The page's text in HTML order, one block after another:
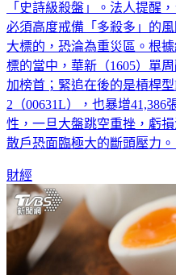
「史詩級殺盤」。法人提醒
必須高度戒備「多殺多」的
大標的，恐淪為重災區。根
標的當中，華新（1605）單
加榜首；緊追在後的是槓桿
2（00631L），也暴增41,386
性，一旦大盤跳空重挫，虧
散戶恐面臨極大的斷頭壓力。
財經